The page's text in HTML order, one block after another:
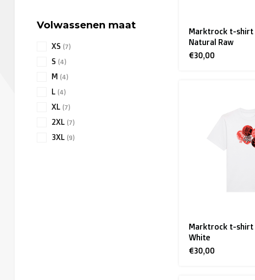
Volwassenen maat
XS (7)
S (4)
M (4)
L (4)
XL (7)
2XL (7)
3XL (9)
Marktrock t-shirt
Natural Raw
€30,00
Marktrock t-shirt
White
€30,00